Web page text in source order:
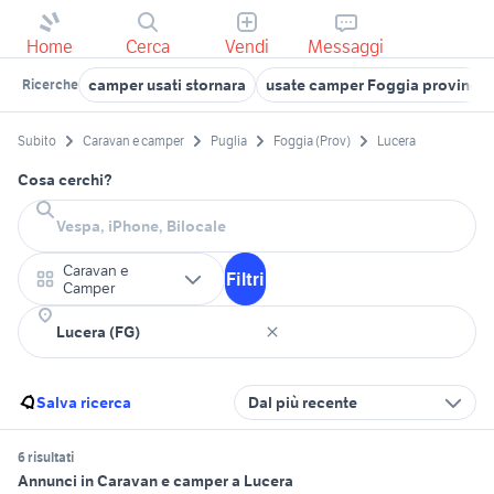
Home Cerca Vendi Messaggi
Ricerche camper usati stornara usate camper Foggia provincia
Subito Caravan e camper Puglia Foggia (Prov) Lucera
Cosa cerchi?
Caravan e
Camper
Filtri
Salva ricerca Dal più recente
6 risultati
Annunci in Caravan e camper a Lucera